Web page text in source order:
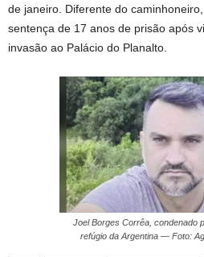
de janeiro. Diferente do
sentença de 17 anos de prisão após
invasão ao Palácio do Planalto.
Joel Borges Corrêa, condenado
refúgio da Argentina — Foto: